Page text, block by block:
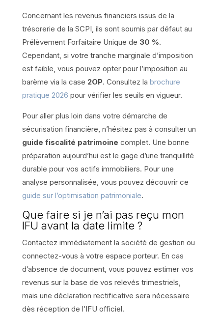
Concernant les revenus financiers issus de la
trésorerie de la SCPI, ils sont soumis par défaut au
Prélèvement Forfaitaire Unique de 30 %.
Cependant, si votre tranche marginale d’imposition
est faible, vous pouvez opter pour l’imposition au
barème via la case 2OP. Consultez la brochure
pratique 2026 pour vérifier les seuils en vigueur.
Pour aller plus loin dans votre démarche de
sécurisation financière, n’hésitez pas à consulter un
guide fiscalité patrimoine complet. Une bonne
préparation aujourd’hui est le gage d’une tranquillité
durable pour vos actifs immobiliers. Pour une
analyse personnalisée, vous pouvez découvrir ce
guide sur l’optimisation patrimoniale.
Que faire si je n’ai pas reçu mon
IFU avant la date limite ?
Contactez immédiatement la société de gestion ou
connectez-vous à votre espace porteur. En cas
d’absence de document, vous pouvez estimer vos
revenus sur la base de vos relevés trimestriels,
mais une déclaration rectificative sera nécessaire
dès réception de l’IFU officiel.